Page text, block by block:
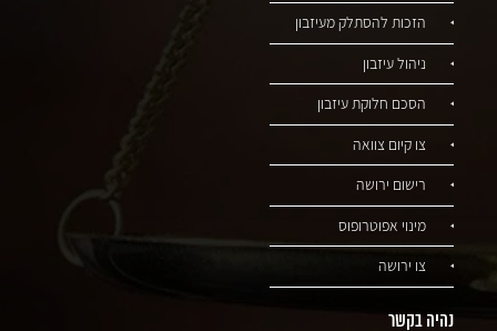
הזכות להסתלק מעיזבון
ניהול עיזבון
הסכם חלוקת עיזבון
צו קיום צוואה
רישום ירושה
מינוי אפוטרופוס
צו ירושה
נהיה בקשר